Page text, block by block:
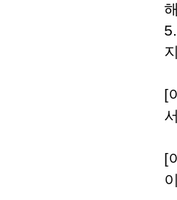
[
[